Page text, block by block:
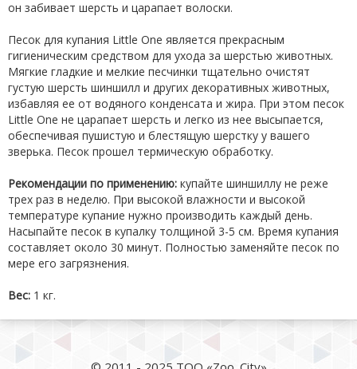
он забивает шерсть и царапает волоски.
Песок для купания Little One является прекрасным
гигиеническим средством для ухода за шерстью животных.
Мягкие гладкие и мелкие песчинки тщательно очистят
густую шерсть шиншилл и других декоративных животных,
избавляя ее от водяного конденсата и жира. При этом песок
Little One не царапает шерсть и легко из нее высыпается,
обеспечивая пушистую и блестящую шерстку у вашего
зверька. Песок прошел термическую обработку.
Рекомендации по применению: купайте шиншиллу не реже
трех раз в неделю. При высокой влажности и высокой
температуре купание нужно производить каждый день.
Насыпайте песок в купалку толщиной 3-5 см. Время купания
составляет около 30 минут. Полностью заменяйте песок по
мере его загрязнения.
Вес: 1 кг.